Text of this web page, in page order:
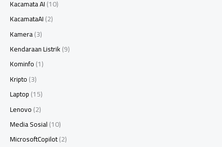
Kacamata AI(10)
KacamataAI(2)
Kamera(3)
Kendaraan Listrik(9)
Kominfo(1)
Kripto(3)
Laptop(15)
Lenovo(2)
Media Sosial(10)
MicrosoftCopilot(2)